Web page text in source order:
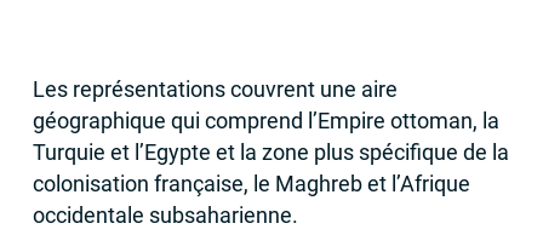
Les représentations couvrent une aire
géographique qui comprend l’Empire ottoman, la
Turquie et l’Egypte et la zone plus spécifique de la
colonisation française, le Maghreb et l’Afrique
occidentale subsaharienne.